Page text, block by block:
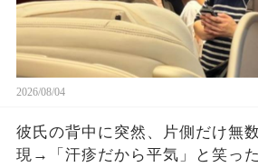
2026/08/04
彼氏の背中に突然、片側だけ無
現→「汗疹だから平気」と笑っ